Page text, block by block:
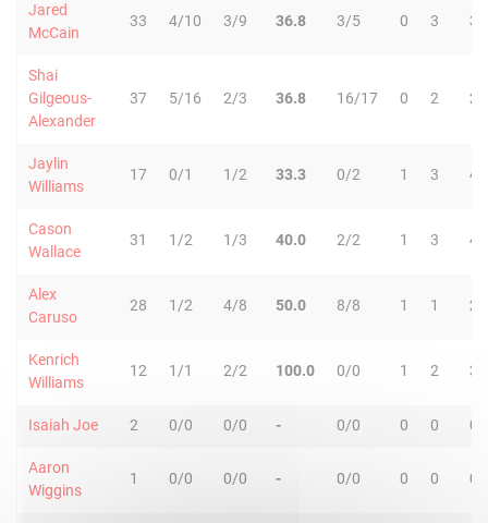
Jared
McCain
33 4/10 3/9 36.8 3/5 0 3 3
Shai
Gilgeous-
Alexander
37 5/16 2/3 36.8 16/17 0 2 2
Jaylin
Williams
17 0/1 1/2 33.3 0/2 1 3 4
Cason
Wallace
31 1/2 1/3 40.0 2/2 1 3 4
Alex
Caruso
28 1/2 4/8 50.0 8/8 1 1 2
Kenrich
Williams
12 1/1 2/2 100.0 0/0 1 2 3
Isaiah Joe 2 0/0 0/0 - 0/0 0 0 0
Aaron
Wiggins
1 0/0 0/0 - 0/0 0 0 0